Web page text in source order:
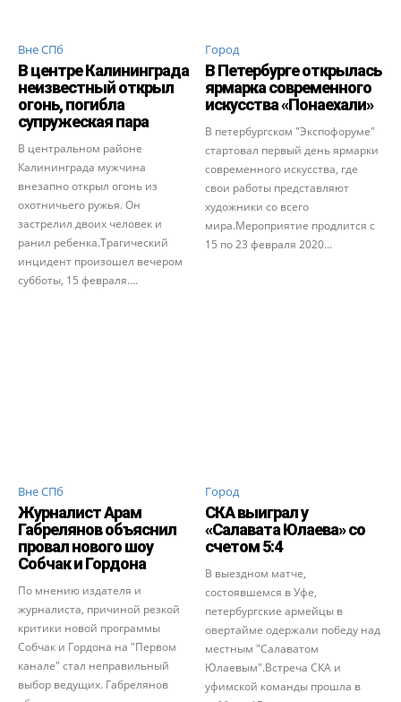
Вне СПб
В центре Калининграда
неизвестный открыл
огонь, погибла
супружеская пара
В центральном районе
Калининграда мужчина
внезапно открыл огонь из
охотничьего ружья. Он
застрелил двоих человек и
ранил ребенка.Трагический
инцидент произошел вечером
субботы, 15 февраля....
Город
В Петербурге открылась
ярмарка современного
искусства «Понаехали»
В петербургском "Экспофоруме"
стартовал первый день ярмарки
современного искусства, где
свои работы представляют
художники со всего
мира.Мероприятие продлится с
15 по 23 февраля 2020...
Вне СПб
Журналист Арам
Габрелянов объяснил
провал нового шоу
Собчак и Гордона
По мнению издателя и
журналиста, причиной резкой
критики новой программы
Собчак и Гордона на "Первом
канале" стал неправильный
выбор ведущих. Габрелянов
Город
СКА выиграл у
«Салавата Юлаева» со
счетом 5:4
В выездном матче,
состоявшемся в Уфе,
петербургские армейцы в
овертайме одержали победу над
местным "Салаватом
Юлаевым".Встреча СКА и
уфимской команды прошла в